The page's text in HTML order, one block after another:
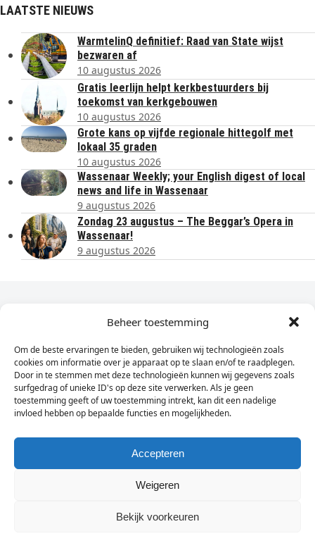
Beheer toestemming
Om de beste ervaringen te bieden, gebruiken wij technologieën zoals
cookies om informatie over je apparaat op te slaan en/of te raadplegen.
Door in te stemmen met deze technologieën kunnen wij gegevens zoals
surfgedrag of unieke ID's op deze site verwerken. Als je geen
toestemming geeft of uw toestemming intrekt, kan dit een nadelige
invloed hebben op bepaalde functies en mogelijkheden.
Accepteren
Weigeren
Bekijk voorkeuren
LAATSTE NIEUWS
WarmtelinQ definitief: Raad van State wijst
bezwaren af
10 augustus 2026
Gratis leerlijn helpt kerkbestuurders bij
toekomst van kerkgebouwen
10 augustus 2026
Grote kans op vijfde regionale hittegolf met
lokaal 35 graden
10 augustus 2026
Wassenaar Weekly; your English digest of local
news and life in Wassenaar
9 augustus 2026
Zondag 23 augustus – The Beggar’s Opera in
Wassenaar!
9 augustus 2026
Dagelijks het laatste nieuws in je e-mail?
Vul
hier
je
e-
mailadres
in
Sign Up